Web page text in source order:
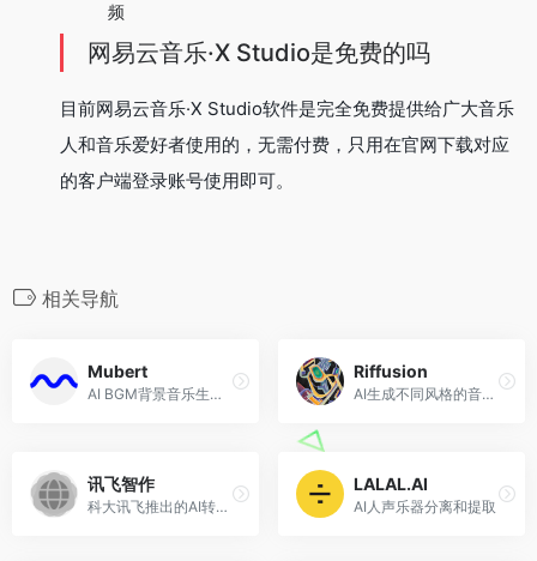
频
网易云音乐·X Studio是免费的吗
目前网易云音乐·X Studio软件是完全免费提供给广大音乐
人和音乐爱好者使用的，无需付费，只用在官网下载对应
的客户端登录账号使用即可。
相关导航
Mubert
AI BGM背景音乐生成工具
Riffusion
AI生成不同风格的音乐，免费开源
讯飞智作
科大讯飞推出的AI转语音和配音工具
LALAL.AI
AI人声乐器分离和提取